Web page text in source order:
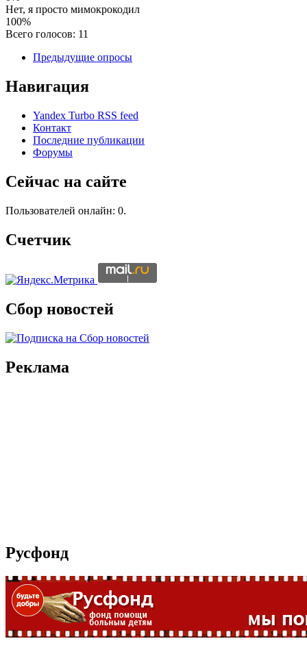
Нет, я просто мимокрокодил
100%
Всего голосов: 11
Предыдущие опросы
Навигация
Yandex Turbo RSS feed
Контакт
Последние публикации
Форумы
Сейчас на сайте
Пользователей онлайн: 0.
Счетчик
Сбор новостей
Реклама
Русфонд